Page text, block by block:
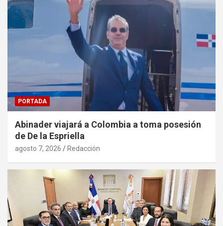
PORTADA
Abinader viajará a Colombia a toma posesión
de De la Espriella
agosto 7, 2026 Redacción